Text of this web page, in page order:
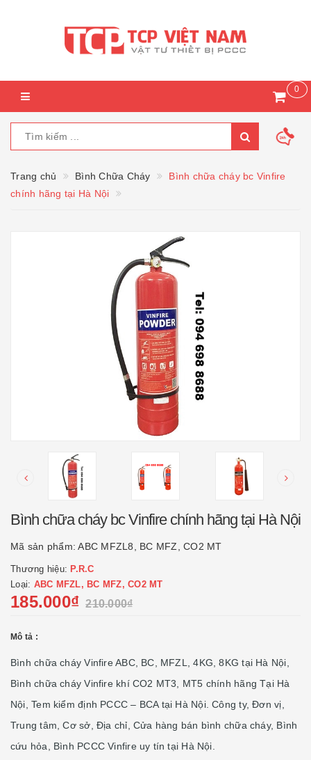
0
Trang chủ Bình Chữa Cháy
Bình chữa cháy bc Vinfire
chính hãng tại Hà Nội
Bình chữa cháy bc Vinfire chính hãng tại Hà Nội
Mã sản phẩm:ABC MFZL8, BC MFZ, CO2 MT
Thương hiệu: P.R.C
Loại: ABC MFZL, BC MFZ, CO2 MT
185.000₫ 210.000₫
Mô tả :
Bình chữa cháy Vinfire ABC, BC, MFZL, 4KG, 8KG tại Hà Nội,
Bình chữa cháy Vinfire khí CO2 MT3, MT5 chính hãng Tại Hà
Nội, Tem kiểm định PCCC – BCA tại Hà Nội. Công ty, Đơn vị,
Trung tâm, Cơ sở, Địa chỉ, Cửa hàng bán bình chữa cháy, Bình
cứu hỏa, Bình PCCC Vinfire uy tín tại Hà Nội.